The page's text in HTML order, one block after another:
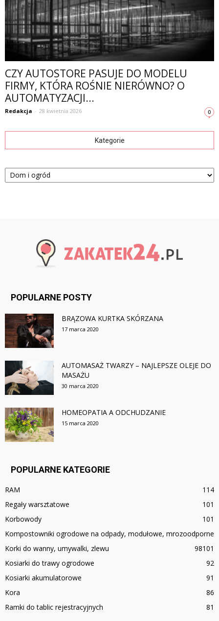
CZY AUTOSTORE PASUJE DO MODELU
FIRMY, KTÓRA ROŚNIE NIERÓWNO? O
AUTOMATYZACJI...
Redakcja - 28 kwietnia 2026 0
Kategorie
Kategorie
POPULARNE POSTY
BRĄZOWA KURTKA SKÓRZANA
17 marca 2020
AUTOMASAŻ TWARZY – NAJLEPSZE OLEJE DO
MASAŻU
30 marca 2020
HOMEOPATIA A ODCHUDZANIE
15 marca 2020
POPULARNE KATEGORIE
RAM
114
Regały warsztatowe
101
Korbowody
101
Kompostowniki ogrodowe na odpady, modułowe, mrozoodporne
101
Korki do wanny, umywalki, zlewu
98
Kosiarki do trawy ogrodowe
92
Kosiarki akumulatorowe
91
Kora
86
Ramki do tablic rejestracyjnych
81